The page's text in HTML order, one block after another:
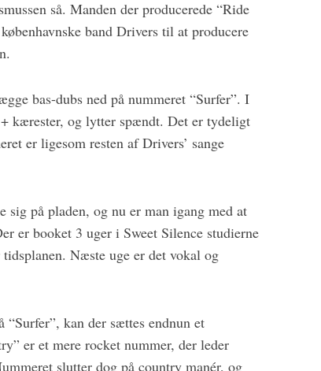
så. Manden der producerede “Ride
band Drivers til at producere
bas-dubs ned på nummeret “Surfer”. I
+ kærester, og lytter spændt. Det er tydeligt
er ligesom resten af Drivers’ sange
på pladen, og nu er man igang med at
er booket 3 uger i Sweet Silence studierne
Næste uge er det vokal og
kan der sættes endnun et
er et mere rocket nummer, der leder
slutter dog på country manér, og